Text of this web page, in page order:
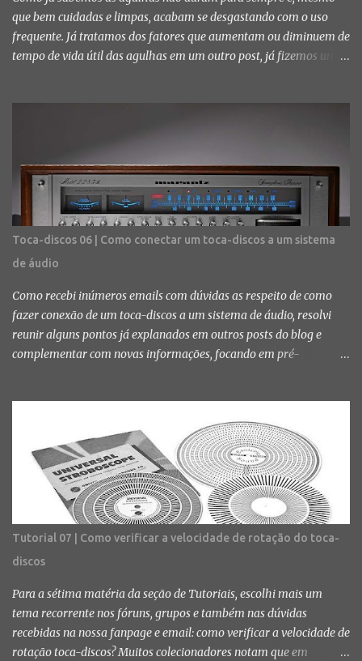
que bem cuidadas e limpas, acabam se desgastando com o uso
frequente. Já tratamos dos fatores que aumentam ou diminuem de
tempo de vida útil das agulhas em um outro post, já fizemos um
agudo e/ou grave e até misturado em algumas partes do vinil.
Quando você começa a notar esses erros de sonoridade é bem
provável que, salvo algumas exceções, sua agulha é chegando ao
final da vida útil. Fotos: Diego Kloss Quando isso acontecer...
prepare o bolso. As agulhas originais não costumam ser baratas e
nem fáceis de achar e, muitas vezes, você acaba tendo que optar
por agulha de reposição, que é maias barata e mais fácil de ...
Toca-discos 06 | Como conectar um toca-discos a um sistema
de áudio
Como recebi inúmeros emails com dúvidas as respeito de como
fazer conexão de um toca-discos a um sistema de áudio, resolvi
reunir alguns pontos já explanados em outros posts do blog e
complementar com novas informações, focando em pré-
disso, exige bastante conhecimento principalmente sobre os
componentes do sistema, regulagem e nivelamento de toca-discos,
possíveis problemas, entre outros assuntos já abordados na seção
Toca-discos . Lembro novamente que os aparelhos e a forma de
ligá-los são apenas sugestões, assim a escolha por esses segue por
sua responsabilidade. O blog não se responsabiliza por qualquer
dano material ou físico ocasionado pela mau uso dos aparelhos
e/ou aplicação incorreta das instruções. Não vamos sugerir
marcas de nenhum dos tipos de aparelho citados pois a compra
vai...
Tutorial 07 | Como verificar a velocidade de rotação do toca-
discos
Para a sétima matéria da seção de Tutoriais, escolhi mais um
tema recorrente nos fóruns, grupos e também nas dúvidas
recebidas na nossa fanpage e email: como verificar a velocidade de
rotação toca-discos? Muitos colecionadores notam que em